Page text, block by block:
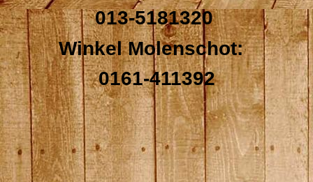
013-5181320
Winkel Molenschot:
0161-411392